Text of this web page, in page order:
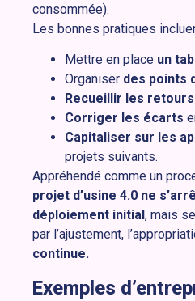
consommée).
Les bonnes pratiques
Mettre en place un
Organiser des points
Recueillir les retours
Corriger les écarts
Capitaliser sur les
projets suivants.
Appréhendé comme un
projet d’usine 4.0 ne
déploiement initial, mais
par l’ajustement,
continue.
Exemples